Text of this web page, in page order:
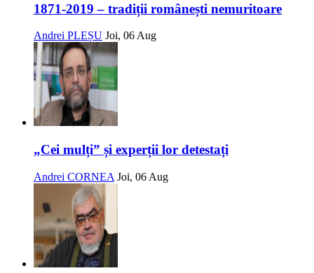
1871-2019 – tradiții românești nemuritoare
Andrei PLEȘU Joi, 06 Aug
„Cei mulți” și experții lor detestați
Andrei CORNEA Joi, 06 Aug